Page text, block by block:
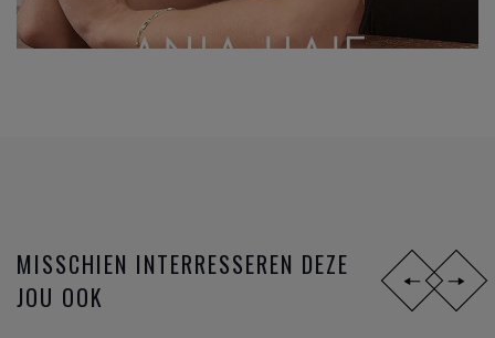
MISSCHIEN INTERRESSEREN DEZE
JOU OOK